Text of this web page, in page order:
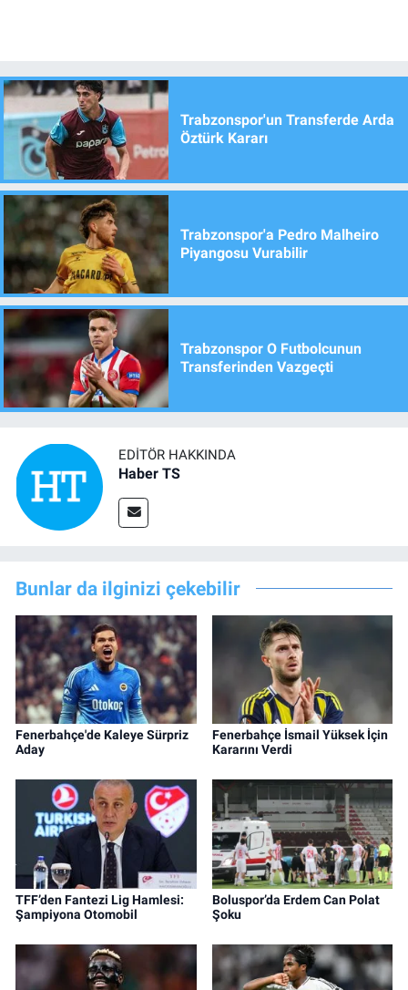
Trabzonspor'un Transferde Arda
Öztürk Kararı
Trabzonspor'a Pedro Malheiro
Piyangosu Vurabilir
Trabzonspor O Futbolcunun
Transferinden Vazgeçti
EDITÖR HAKKINDA
Haber TS
Bunlar da ilginizi çekebilir
Fenerbahçe'de Kaleye Sürpriz
Aday
Fenerbahçe İsmail Yüksek İçin
Kararını Verdi
TFF’den Fantezi Lig Hamlesi:
Şampiyona Otomobil
Boluspor’da Erdem Can Polat
Şoku